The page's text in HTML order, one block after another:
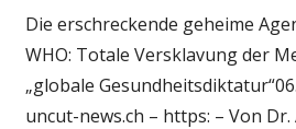
Politik
Wirtschaft
Wissenschaft
Die erschreckende geheime
WHO: Totale Versklavung der
„globale
uncut-news.ch – https: – Von